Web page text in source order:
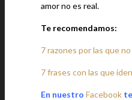
amor no es real.
Te recomendamos:
7 razones por las que
7 frases con las que
En nuestro Facebook